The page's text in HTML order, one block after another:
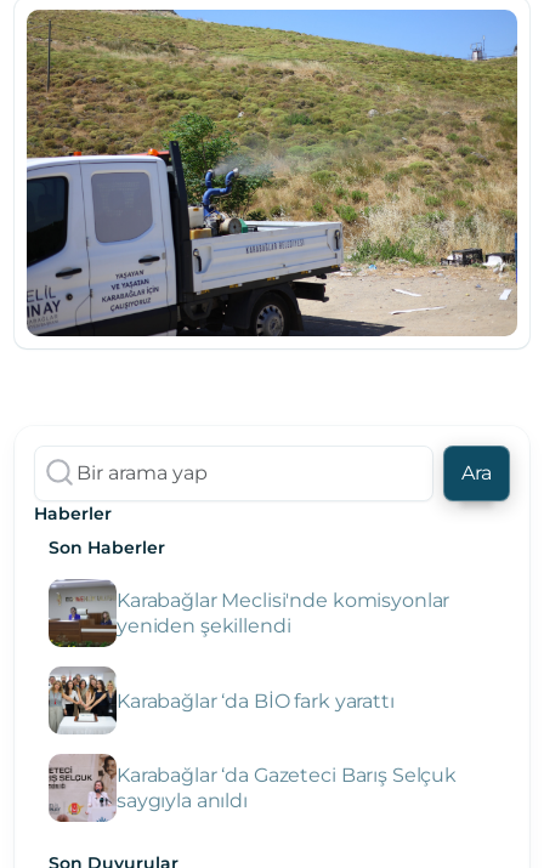
Ara
Haberler
Son Haberler
Karabağlar Meclisi'nde komisyonlar
yeniden şekillendi
Karabağlar ‘da BİO fark yarattı
Karabağlar ‘da Gazeteci Barış Selçuk
saygıyla anıldı
Son Duyurular